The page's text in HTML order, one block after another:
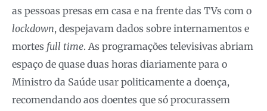
as pessoas presas em casa e na frente das TVs com o
lockdown, despejavam dados sobre internamentos e
mortes full time. As programações televisivas abriam
espaço de quase duas horas diariamente para o
Ministro da Saúde usar politicamente a doença,
recomendando aos doentes que só procurassem